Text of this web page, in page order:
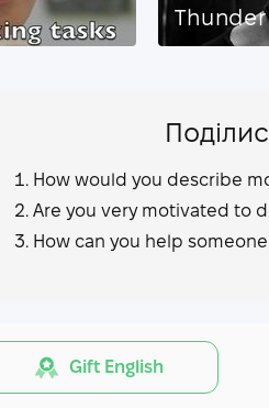
Thunder
How would you describe
Are you very motivated to
How can you help
Gift English